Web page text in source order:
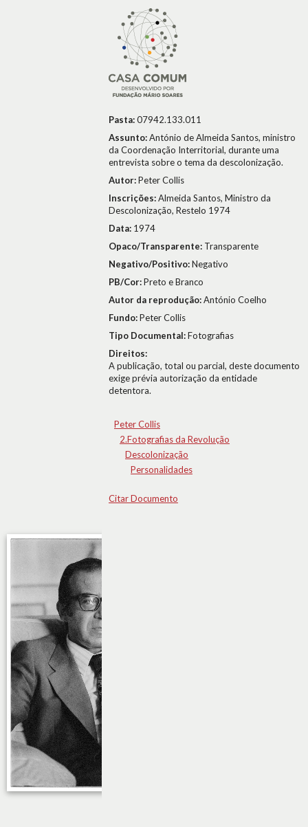
Pasta:07942.133.011
Assunto:António de Almeida Santos, ministro
da Coordenação Interritorial, durante uma
entrevista sobre o tema da descolonização.
Autor:Peter Collis
Inscrições:Almeida Santos, Ministro da
Descolonização, Restelo 1974
Data: 1974
Opaco/Transparente: Transparente
Negativo/Positivo:Negativo
PB/Cor:Preto e Branco
Autor da reprodução:António Coelho
Fundo:Peter Collis
Tipo Documental:Fotografias
Direitos:
A publicação, total ou parcial, deste documento
exige prévia autorização da entidade
detentora.
Peter Collis
2.Fotografias da Revolução
Descolonização
Personalidades
Citar Documento